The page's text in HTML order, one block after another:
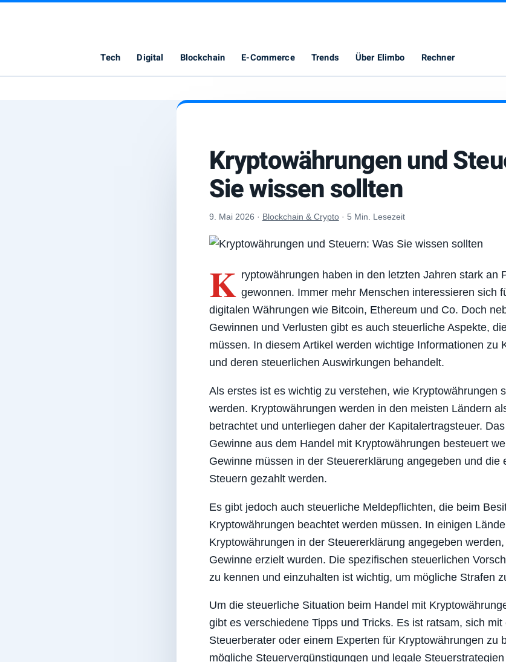
Tech Digital Blockchain E-Commerce Trends Über Elimbo Rechner
Kryptowährungen und
Sie wissen sollten
9. Mai 2026 · Blockchain & Crypto· 5 Min. Lesezeit
K ryptowährungen haben in den letzten Jahren stark an
gewonnen. Immer mehr Menschen interessieren sich
digitalen Währungen wie Bitcoin, Ethereum und Co. Doch
Gewinnen und Verlusten gibt es auch steuerliche Aspekte,
müssen. In diesem Artikel werden wichtige Informationen zu
und deren steuerlichen Auswirkungen behandelt.
Als erstes ist es wichtig zu verstehen, wie Kryptowährungen
werden. Kryptowährungen werden in den meisten Ländern
betrachtet und unterliegen daher der Kapitalertragsteuer.
Gewinne aus dem Handel mit Kryptowährungen besteuert
Gewinne müssen in der Steuererklärung angegeben und die
Steuern gezahlt werden.
Es gibt jedoch auch steuerliche Meldepflichten, die beim
Kryptowährungen beachtet werden müssen. In einigen
Kryptowährungen in der Steuererklärung angegeben
Gewinne erzielt wurden. Die spezifischen steuerlichen
zu kennen und einzuhalten ist wichtig, um mögliche Strafen
Um die steuerliche Situation beim Handel mit
gibt es verschiedene Tipps und Tricks. Es ist ratsam, sich mit
Steuerberater oder einem Experten für Kryptowährungen zu
mögliche Steuervergünstigungen und legale